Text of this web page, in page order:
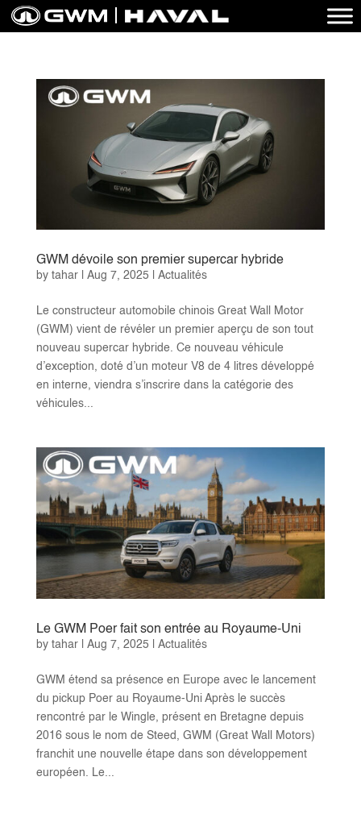
GWM dévoile son premier supercar hybride
by tahar| Aug 7, 2025 Actualités
Le constructeur automobile chinois Great Wall Motor
(GWM) vient de révéler un premier aperçu de son tout
nouveau supercar hybride. Ce nouveau véhicule
d’exception, doté d’un moteur V8 de 4 litres développé
en interne, viendra s’inscrire dans la catégorie des
véhicules...
Le GWM Poer fait son entrée au Royaume-Uni
by tahar| Aug 7, 2025 Actualités
GWM étend sa présence en Europe avec le lancement
du pickup Poer au Royaume-Uni Après le succès
rencontré par le Wingle, présent en Bretagne depuis
2016 sous le nom de Steed, GWM (Great Wall Motors)
franchit une nouvelle étape dans son développement
européen. Le...